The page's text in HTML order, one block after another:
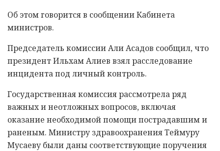
Об этом говорится в сообщении Кабинета
министров.
Председатель комиссии Али Асадов сообщил, что
президент Ильхам Алиев взял расследование
инцидента под личный контроль.
Государственная комиссия рассмотрела ряд
важных и неотложных вопросов, включая
оказание необходимой помощи пострадавшим и
раненым. Министру здравоохранения Теймуру
Мусаеву были даны соответствующие поручения